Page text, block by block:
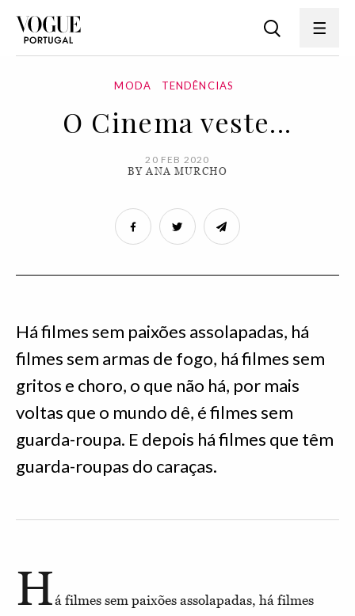
MODA TENDÊNCIAS
O Cinema veste...
20 FEB 2020
BY ANA MURCHO
Há filmes sem paixões assolapadas, há
filmes sem armas de fogo, há filmes sem
gritos e choro, o que não há, por mais
voltas que o mundo dê, é filmes sem
guarda-roupa. E depois há filmes que têm
guarda-roupas do caraças.
Há filmes sem paixões assolapadas, há filmes